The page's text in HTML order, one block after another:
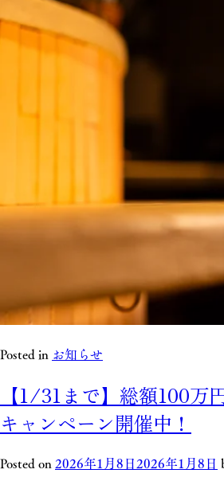
Posted in お知らせ
【1/31まで】総額100万
キャンペーン開催中！
Posted on2026年1月8日2026年1月8日